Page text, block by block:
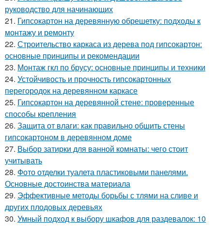
руководство для начинающих
21. Гипсокартон на деревянную обрешетку: подходы к
монтажу и ремонту
22. Строительство каркаса из дерева под гипсокартон:
основные принципы и рекомендации
23. Монтаж гкл по брусу: основные принципы и техники
24. Устойчивость и прочность гипсокартонных
перегородок на деревянном каркасе
25. Гипсокартон на деревянной стене: проверенные
способы крепления
26. Защита от влаги: как правильно обшить стены
гипсокартоном в деревянном доме
27. Выбор затирки для ванной комнаты: чего стоит
учитывать
28. Фото отделки туалета пластиковыми панелями.
Основные достоинства материала
29. Эффективные методы борьбы с тлями на сливе и
других плодовых деревьях
30. Умный подход к выбору шкафов для раздевалок: 10